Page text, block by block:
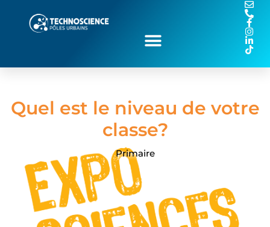
Quel est le niveau de votre
classe?
Primaire